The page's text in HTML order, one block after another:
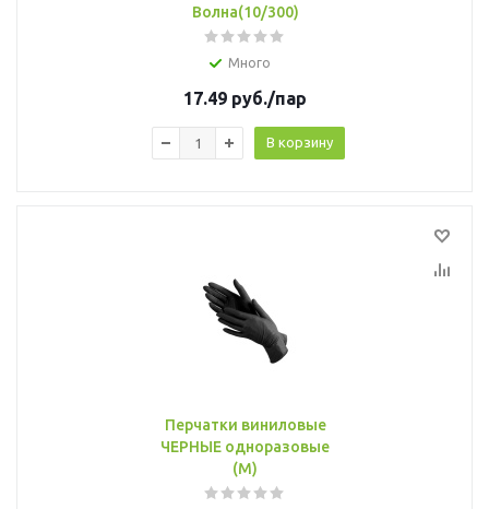
Волна(10/300)
Много
17.49 руб./пар
В корзину
Перчатки виниловые
ЧЕРНЫЕ одноразовые
(M)